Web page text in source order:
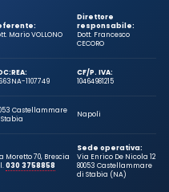
Mario VOLLONO
Direttore
responsabile:
Dott. Francesco
CECORO
REA:
NA-1107749
CF/P. IVA:
10464981215
Castellammare
Napoli
Moretto 70, Brescia
030 3758858
Sede operativa:
Via Enrico De Nicola 12
80053 Castellammare
di Stabia (NA)